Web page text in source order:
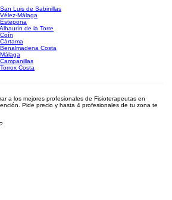
Luis de Sabinillas
Málaga
de la Torre
Costa
Costa
a los mejores profesionales de Fisioterapeutas en
Pide precio y hasta 4 profesionales de tu zona te